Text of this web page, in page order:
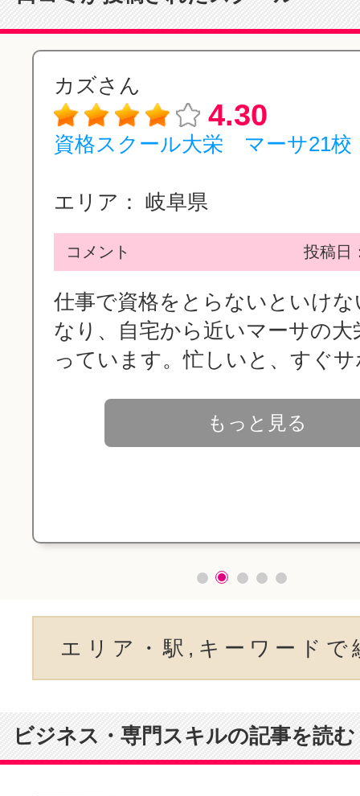
カズさん
4.30
資格スクール大栄 マーサ21校
エリア： 岐阜県
コメント 投稿日
仕事で資格をとらないといけ
なり、自宅から近いマーサの大
っています。忙しいと、すぐサ
もっと見る
エリア・駅,キーワードで
ビジネス・専門スキルの記事を読む